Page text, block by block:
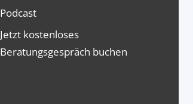
Podcast
Jetzt kostenloses
Beratungsgespräch buchen